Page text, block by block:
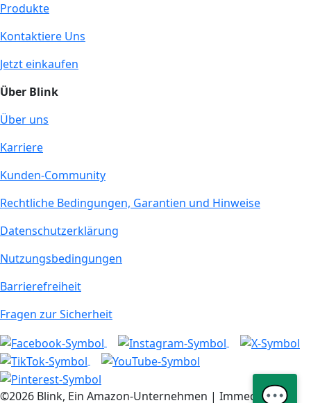
Produkte
Kontaktiere Uns
Jetzt einkaufen
Über Blink
Über uns
Karriere
Kunden-Community
Rechtliche Bedingungen, Garantien und Hinweise
Datenschutzerklärung
Nutzungsbedingungen
Barrierefreiheit
Fragen zur Sicherheit
©2026 Blink, Ein Amazon-Unternehmen | Immedia💬